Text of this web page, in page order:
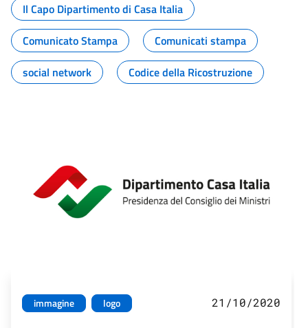
Il Capo Dipartimento di Casa Italia
Comunicato Stampa
Comunicati stampa
social network
Codice della Ricostruzione
immagine logo 21/10/2020